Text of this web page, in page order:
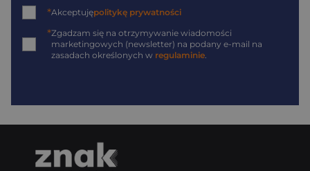
*Akceptujępolitykę prywatności
*Zgadzam się na otrzymywanie wiadomości
marketingowych (newsletter) na podany e-mail na
zasadach określonych w regulaminie